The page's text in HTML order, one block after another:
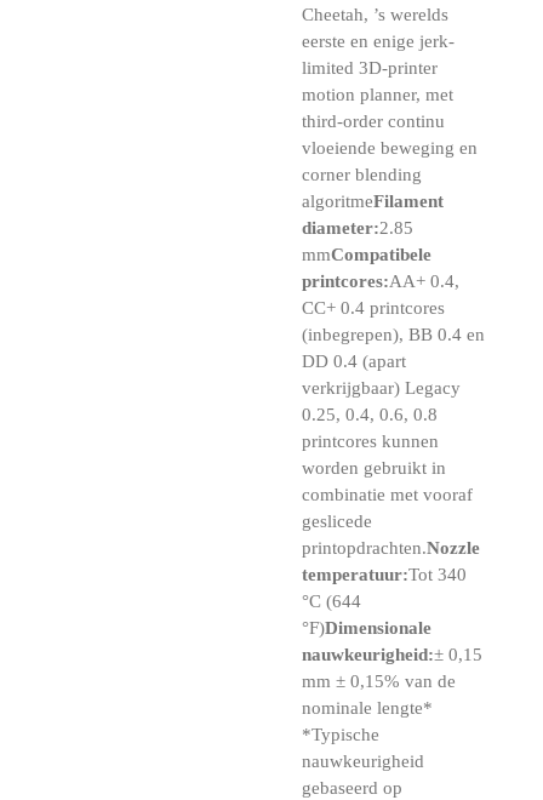
Cheetah, ’s werelds
eerste en enige jerk-
limited 3D-printer
motion planner, met
third-order continu
vloeiende beweging en
corner blending
algoritmeFilament
diameter:2.85
mmCompatibele
printcores:AA+ 0.4,
CC+ 0.4 printcores
(inbegrepen), BB 0.4 en
DD 0.4 (apart
verkrijgbaar) Legacy
0.25, 0.4, 0.6, 0.8
printcores kunnen
worden gebruikt in
combinatie met vooraf
geslicede
printopdrachten.Nozzle
temperatuur:Tot 340
°C (644
°F)Dimensionale
nauwkeurigheid:± 0,15
mm ± 0,15% van de
nominale lengte*
*Typische
nauwkeurigheid
gebaseerd op